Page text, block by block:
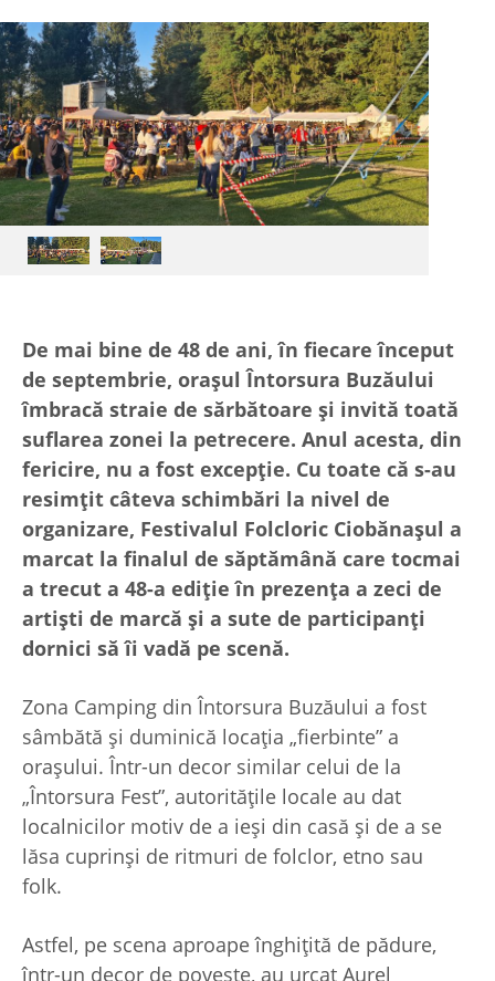
De mai bine de 48 de ani, în fiecare început
de septembrie, orașul Întorsura Buzăului
îmbracă straie de sărbătoare și invită toată
suflarea zonei la petrecere. Anul acesta, din
fericire, nu a fost excepție. Cu toate că s-au
resimțit câteva schimbări la nivel de
organizare, Festivalul Folcloric Ciobănașul a
marcat la finalul de săptămână care tocmai
a trecut a 48-a ediție în prezența a zeci de
artiști de marcă și a sute de participanți
dornici să îi vadă pe scenă.
Zona Camping din Întorsura Buzăului a fost
sâmbătă și duminică locația „fierbinte” a
orașului. Într-un decor similar celui de la
„Întorsura Fest”, autoritățile locale au dat
localnicilor motiv de a ieși din casă și de a se
lăsa cuprinși de ritmuri de folclor, etno sau
folk.
Astfel, pe scena aproape înghițită de pădure,
într-un decor de poveste, au urcat Aurel